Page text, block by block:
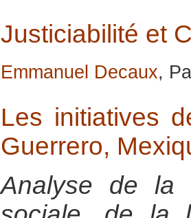
Justiciabilité et
Emmanuel Decaux,
Les initiatives
Guerrero,
Analyse de la